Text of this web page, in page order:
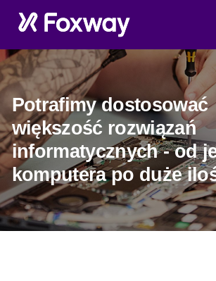
Potrafimy dostosować
większość rozwiązań
informatycznych - od
komputera po duże